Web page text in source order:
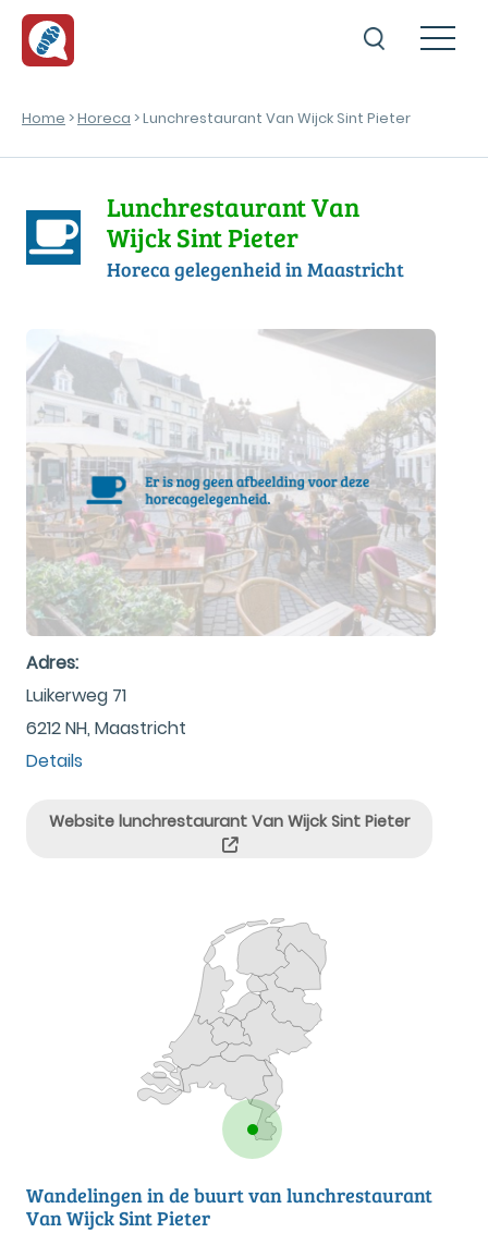
Home >Horeca > Lunchrestaurant Van Wijck Sint Pieter
Lunchrestaurant Van
Wijck Sint Pieter
Horeca gelegenheid in Maastricht
Adres:
Luikerweg 71
6212 NH, Maastricht
Details
Website lunchrestaurant Van Wijck Sint Pieter
Wandelingen in de buurt van lunchrestaurant
Van Wijck Sint Pieter